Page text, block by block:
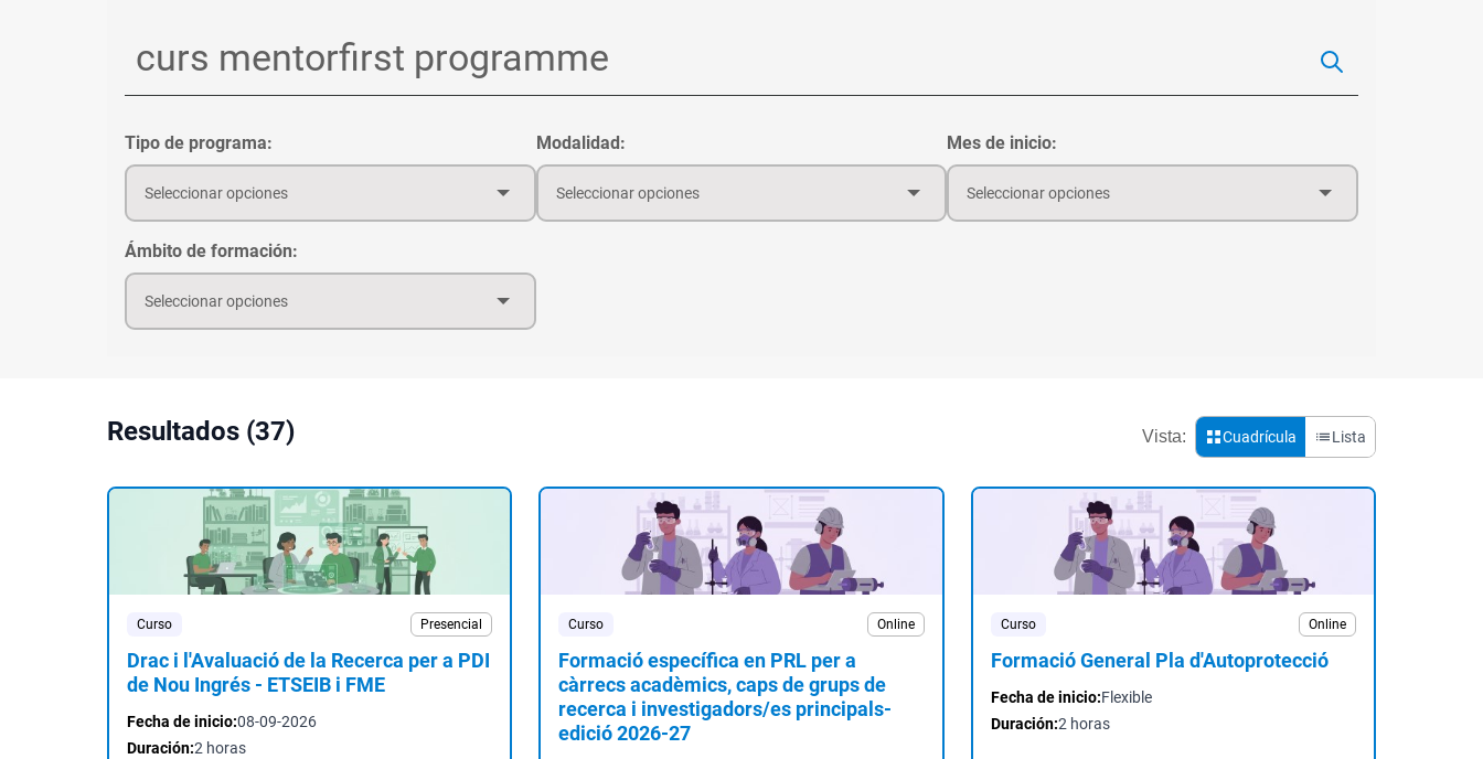
Tipo de programa:
Seleccionar opciones
Modalidad:
Seleccionar opciones
Mes de inicio:
Seleccionar opciones
Ámbito de formación:
Seleccionar opciones
Resultados (37) Vista: Cuadrícula Lista
Curso Presencial
Drac i l'Avaluació de la Recerca per a PDI
de Nou Ingrés - ETSEIB i FME
Fecha de inicio:08-09-2026
Duración:2 horas
Curso Online
Formació específica en PRL per a
càrrecs acadèmics, caps de grups de
recerca i investigadors/es principals-
edició 2026-27
Curso Online
Formació General Pla d'Autoprotecció
Fecha de inicio:Flexible
Duración:2 horas